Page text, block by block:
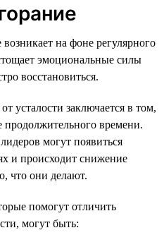
на фоне регулярного
эмоциональные силы
восстановиться.
усталости заключается в том,
продолжительного времени.
могут появиться
и происходит снижение
что они делают.
помогут отличить
могут быть: